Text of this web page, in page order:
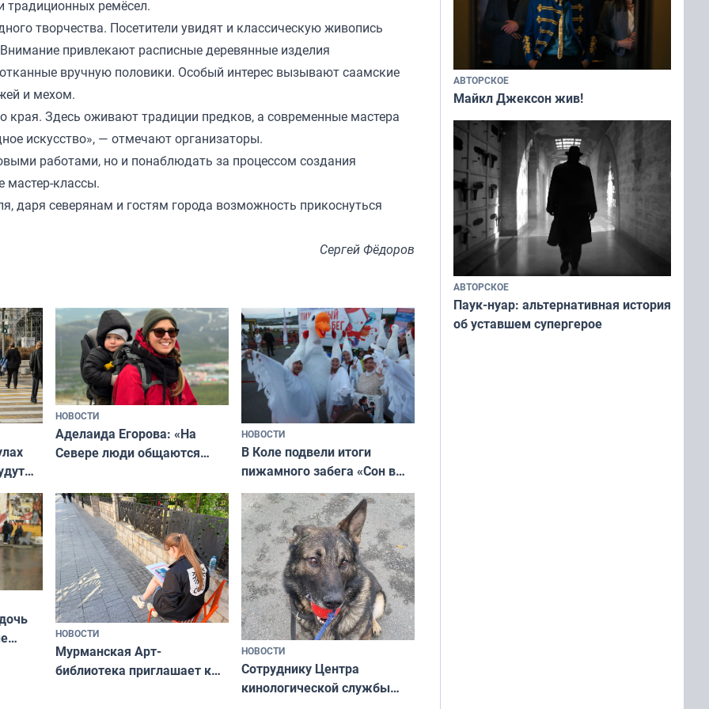
традиционных ремёсел.
творчества. Посетители увидят и классическую живопись
привлекают расписные деревянные изделия
вручную половики. Особый интерес вызывают саамские
и мехом.
края. Здесь оживают традиции предков, а современные мастера
искусство», — отмечают организаторы.
работами, но и понаблюдать за процессом создания
мастер-классы.
даря северянам и гостям города возможность прикоснуться
Сергей Фёдоров
НОВОСТИ
Аделаида Егорова: «На
Севере люди общаются
а потому что
ты им интересен»
НОВОСТИ
В Коле подвели итоги
пижамного забега «Сон в
Олимпийскую ночь»
НОВОСТИ
Мурманская Арт-
библиотека приглашает к
НОВОСТИ
Сотруднику Центра
кинологической службы
АВТОРСКОЕ
Майкл Джексон жив!
АВТОРСКОЕ
Паук-нуар: альтернативная история
об уставшем супергерое